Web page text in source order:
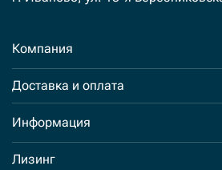
Компания
Доставка и оплата
Информация
Лизинг